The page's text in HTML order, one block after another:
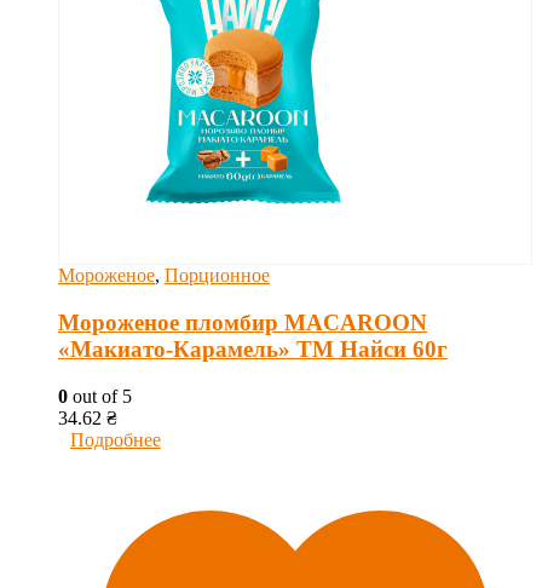
Мороженое, Порционное
Мороженое пломбир MACAROON
«Макиато-Карамель» ТМ Найси 60г
0 out of 5
34.62 ₴
Подробнее